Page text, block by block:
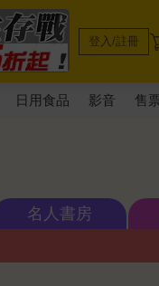
登入/註冊
日用食品 影音 售
名人書房